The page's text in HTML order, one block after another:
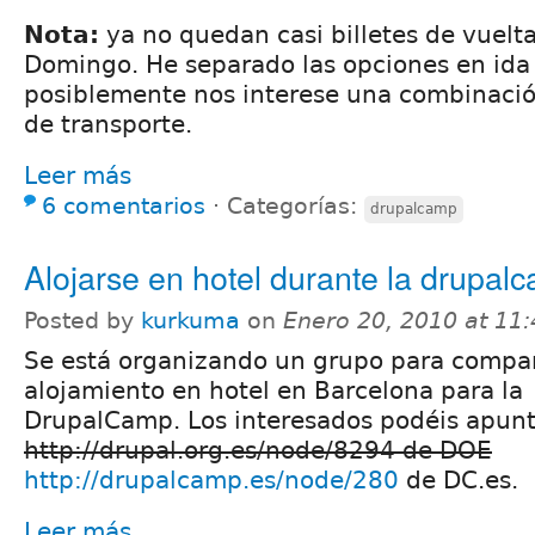
Nota: ya no quedan casi billetes de
Domingo. He separado las opciones en
posiblemente nos interese una
de transporte.
Leer más
6 comentarios ⋅ Categorías: drupalcamp
Alojarse en hotel durante la
Posted by kurkuma on Enero 20, 2010 at
Se está organizando un grupo para
alojamiento en hotel en Barcelona para la
DrupalCamp. Los interesados podéis
http://drupal.org.es/node/8294 de DOE
http://drupalcamp.es/node/280 de DC.es.